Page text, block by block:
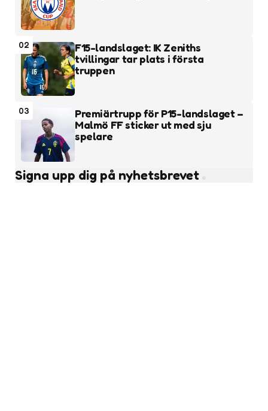
02
F15-landslaget: IK Zeniths
tvillingar tar plats i första
truppen
03
Premiärtrupp för P15-landslaget –
Malmö FF sticker ut med sju
spelare
Signa upp dig på nyhetsbrevet